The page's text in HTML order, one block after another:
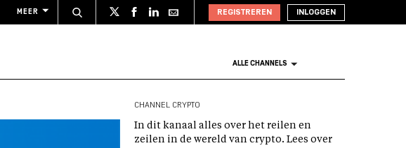
MEER REGISTREREN INLOGGEN
ALLE CHANNELS
CHANNEL CRYPTO
In dit kanaal alles over het reilen en
zeilen in de wereld van crypto. Lees over